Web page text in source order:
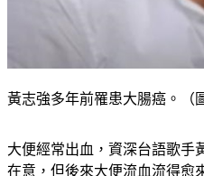
大便經常出血，資深台語歌手